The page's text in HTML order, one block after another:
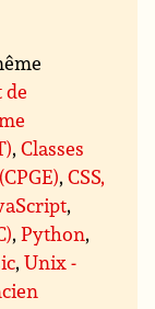
de
,Classes
,CSS,
,
,Python,
,Unix -